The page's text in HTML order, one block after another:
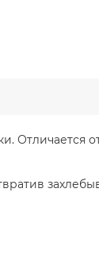
Отличается